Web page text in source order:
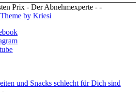
Prix - Der Abnehmexperte - -
by Kriesi
und Snacks schlecht für Dich sind